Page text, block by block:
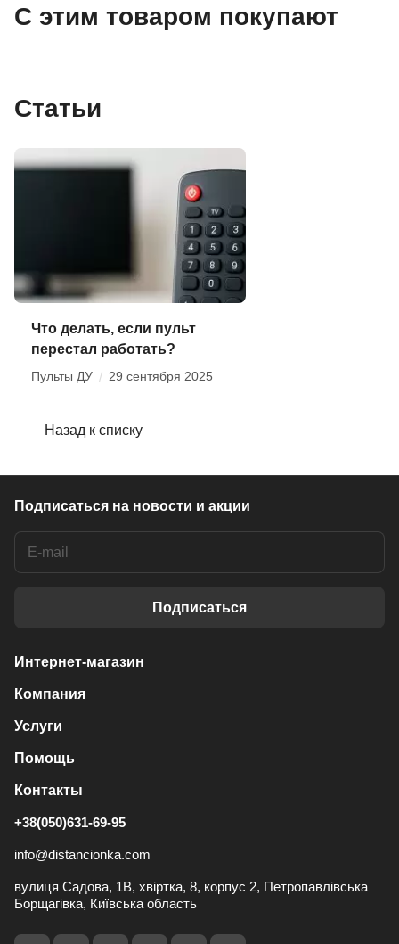
С этим товаром покупают
Статьи
Что делать, если пульт
перестал работать?
Пульты ДУ / 29 сентября 2025
Назад к списку
Подписаться на новости и акции
Подписаться
Интернет-магазин
Компания
Услуги
Помощь
Контакты
+38(050)631-69-95
info@distancionka.com
вулиця Садова, 1В, хвіртка, 8, корпус 2, Петропавлівська
Борщагівка, Київська область